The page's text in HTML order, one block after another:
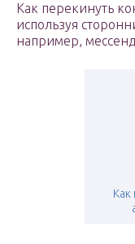
Как перекинуть
используя
например,
Как